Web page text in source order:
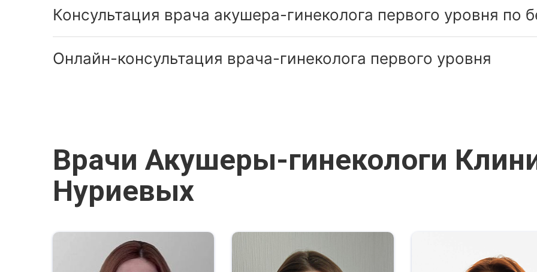
Консультация врача акушера-гинеколога первого уровня по
Онлайн-консультация врача-гинеколога первого уровня
Врачи Акушеры-гинекологи
Нуриевых